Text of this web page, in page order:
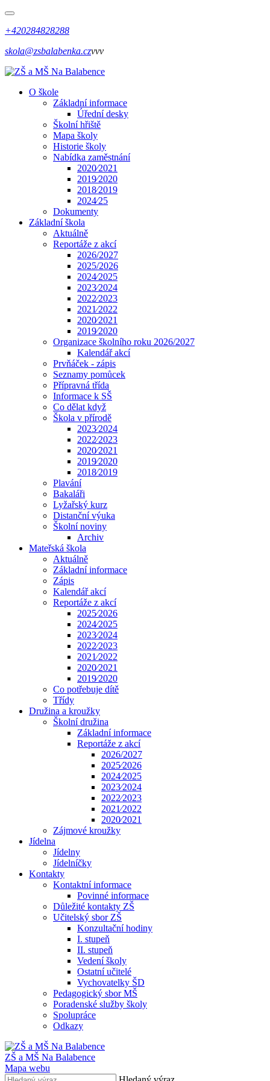
+420284828288
skola@zsbalabenka.czvvv
O škole
Základní informace
Úřední desky
Školní hřiště
Mapa školy
Historie školy
Nabídka zaměstnání
2020⁄2021
2019⁄2020
2018⁄2019
2024⁄25
Dokumenty
Základní škola
Aktuálně
Reportáže z akcí
2026/2027
2025/2026
2024⁄2025
2023⁄2024
2022⁄2023
2021⁄2022
2020⁄2021
2019⁄2020
Organizace školního roku 2026/2027
Kalendář akcí
Prvňáček - zápis
Seznamy pomůcek
Přípravná třída
Informace k SŠ
Co dělat když
Škola v přírodě
2023⁄2024
2022⁄2023
2020⁄2021
2019⁄2020
2018⁄2019
Plavání
Bakaláři
Lyžařský kurz
Distanční výuka
Školní noviny
Archiv
Mateřská škola
Aktuálně
Základní informace
Zápis
Kalendář akcí
Reportáže z akcí
2025⁄2026
2024⁄2025
2023⁄2024
2022⁄2023
2021⁄2022
2020⁄2021
2019⁄2020
Co potřebuje dítě
Třídy
Družina a kroužky
Školní družina
Základní informace
Reportáže z akcí
2026/2027
2025⁄2026
2024⁄2025
2023⁄2024
2022⁄2023
2021⁄2022
2020⁄2021
Zájmové kroužky
Jídelna
Jídelny
Jídelníčky
Kontakty
Kontaktní informace
Povinné informace
Důležité kontakty ZŠ
Učitelský sbor ZŠ
Konzultační hodiny
I. stupeň
II. stupeň
Vedení školy
Ostatní učitelé
Vychovatelky ŠD
Pedagogický sbor MŠ
Poradenské služby školy
Spolupráce
Odkazy
ZŠ a MŠ Na Balabence
Mapa webu